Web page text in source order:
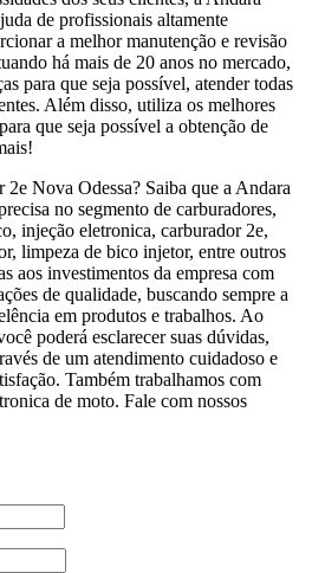
de profissionais altamente
a melhor manutenção e revisão
há mais de 20 anos no mercado,
para que seja possível, atender todas
Além disso, utiliza os melhores
que seja possível a obtenção de
2e Nova Odessa? Saiba que a Andara
no segmento de carburadores,
injeção eletronica, carburador 2e,
limpeza de bico injetor, entre outros
aos investimentos da empresa com
de qualidade, buscando sempre a
em produtos e trabalhos. Ao
poderá esclarecer suas dúvidas,
de um atendimento cuidadoso e
Também trabalhamos com
de moto. Fale com nossos